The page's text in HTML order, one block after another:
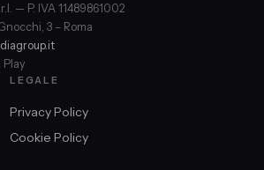
— P. IVA 11489861002
3 – Roma
Play
LEGALE
Privacy Policy
Cookie Policy